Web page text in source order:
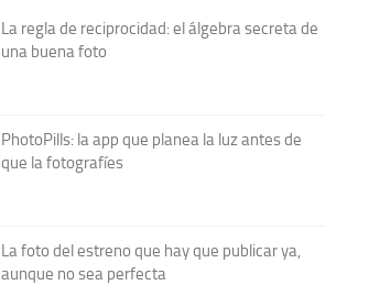
La regla de reciprocidad: el álgebra secreta de
una buena foto
PhotoPills: la app que planea la luz antes de
que la fotografíes
La foto del estreno que hay que publicar ya,
aunque no sea perfecta